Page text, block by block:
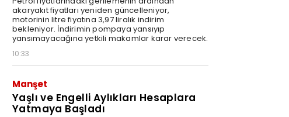
akaryakıt fiyatları yeniden güncelleniyor,
motorinin litre fiyatına 3,97 liralık indirim
bekleniyor. İndirimin pompaya yansıyıp
yansımayacağına yetkili makamlar karar verecek.
10:33
Manşet
Yaşlı ve Engelli Aylıkları Hesaplara
Yatmaya Başladı